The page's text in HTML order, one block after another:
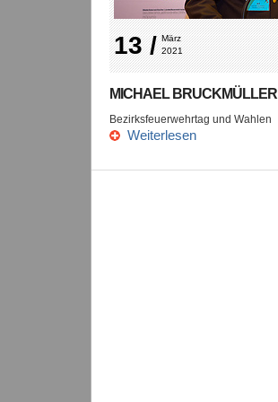
13 / März
2021
MICHAEL
Bezirksfeuerwehrtag und Wahlen
Weiterlesen